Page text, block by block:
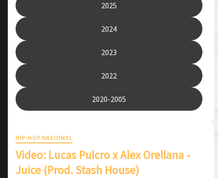
2025
2024
2023
2022
2020-2005
HIP-HOP NACIONAL
Video: Lucas Pulcro x Alex Orellana -
Juice (Prod. Stash House)